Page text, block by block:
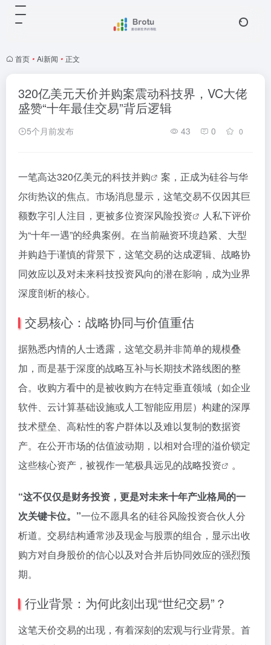
首页 • Ai新闻 • 正文
320亿美元天价并购案震动科技界，VC大佬
盛赞“十年最佳交易”背后逻辑
5个月前发布 43 0 0
一笔高达320亿美元的科技并购
案，正成为硅谷与华
尔街热议的焦点。市场消息显示，这笔交易不仅因其巨
额数字引人注目，更被多位资深风险投资
人私下评价
为“十年一遇”的经典案例。在当前融资环境趋紧、大型
并购趋于谨慎的背景下，这笔交易的达成逻辑、战略协
同效应以及对未来科技投资风向的潜在影响，成为业界
深度剖析的核心。
交易核心：战略协同与价值重估
据熟悉内情的人士透露，这笔交易并非简单的规模叠
加，而是基于深度的战略互补与长期技术路线图的整
合。收购方看中的是被收购方在特定垂直领域（如企业
软件、云计算基础设施或人工智能应用层）构建的深厚
技术壁垒、高粘性的客户群体以及难以复制的数据资
产。在公开市场的估值波动期，以相对合理的溢价锁定
这些核心资产，被视作一笔极具远见的战略投资 。
“这不仅仅是财务投资，更是对未来十年产业格局的一
次关键卡位。”一位不愿具名的硅谷风险投资合伙人分
析道。交易结构通常涉及现金与股票的组合，显示出收
购方对自身股价的信心以及对合并后协同效应的强烈预
期。
行业背景：为何此刻出现“世纪交易”？
这笔天价交易的出现，有着深刻的宏观与行业背景。首